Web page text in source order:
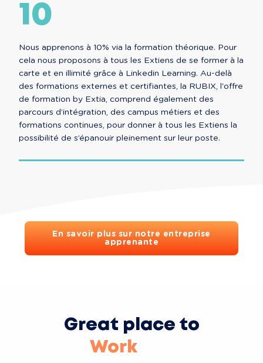
10
Nous apprenons à 10% via la formation théorique. Pour
cela nous proposons à tous les Extiens de se former à la
carte et en illimité grâce à Linkedin Learning. Au-delà
des formations externes et certifiantes, la RUBIX, l'offre
de formation by Extia, comprend également des
parcours d’intégration, des campus métiers et des
formations continues, pour donner à tous les Extiens la
possibilité de s’épanouir pleinement sur leur poste.
En savoir plus sur notre entreprise
apprenante
Great place to
Work